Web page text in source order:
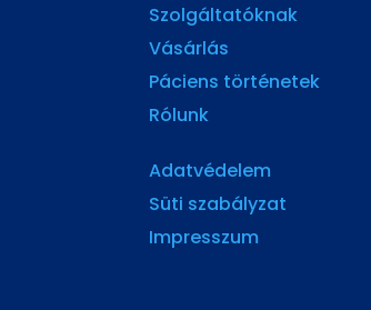
Szolgáltatóknak
Vásárlás
Páciens történetek
Rólunk
Adatvédelem
Süti szabályzat
Impresszum